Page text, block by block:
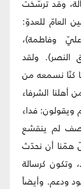
وقد ترسّخت
العامّ للعدوّ:
وفاطمة)،
النصر). ولقد
كنّا نسمعه من
الشرفاء
ويقولون: فداء
لم ينقشع
همّنا أن نحدّث
وتكون كرسالة
ودعم. وأيضاً